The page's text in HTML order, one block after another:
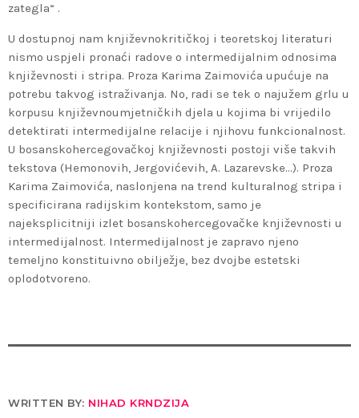
zategla“ .
U dostupnoj nam književnokritičkoj i teoretskoj literaturi
nismo uspjeli pronaći radove o intermedijalnim odnosima
književnosti i stripa. Proza Karima Zaimovića upućuje na
potrebu takvog istraživanja. No, radi se tek o najužem grlu u
korpusu književnoumjetničkih djela u kojima bi vrijedilo
detektirati intermedijalne relacije i njihovu funkcionalnost.
U bosanskohercegovačkoj književnosti postoji više takvih
tekstova (Hemonovih, Jergovićevih, A. Lazarevske…). Proza
Karima Zaimovića, naslonjena na trend kulturalnog stripa i
specificirana radijskim kontekstom, samo je
najeksplicitniji izlet bosanskohercegovačke književnosti u
intermedijalnost. Intermedijalnost je zapravo njeno
temeljno konstituivno obilježje, bez dvojbe estetski
oplodotvoreno.
WRITTEN BY: NIHAD KRNDZIJA